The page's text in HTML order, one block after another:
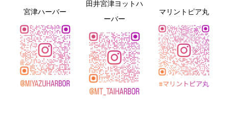
宮津ハーバー
田井宮津ヨットハ
ーバー
マリントピア丸